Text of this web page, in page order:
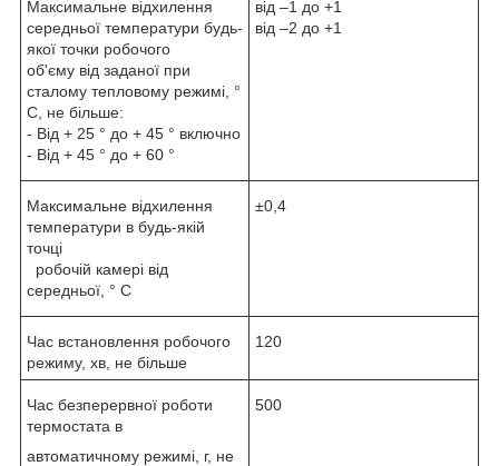
Максимальне відхилення
середньої температури будь-
якої точки робочого
об'єму від заданої при
сталому тепловому режимі, °
С, не більше:
- Від + 25 ° до + 45 ° включно
- Від + 45 ° до + 60 °
від –1 до +1
від –2 до +1
Максимальне відхилення
температури в будь-якій
точці
робочій камері від
середньої, ° С
±0,4
Час встановлення робочого
режиму, хв, не більше
120
Час безперервної роботи
термостата в
автоматичному режимі, г, не
500